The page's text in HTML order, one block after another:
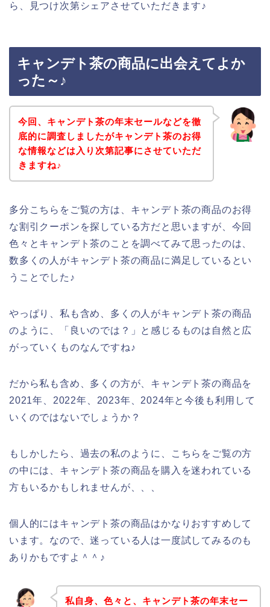
ら、見つけ次第シェアさせていただきます♪
キャンデト茶の商品に出会えてよか
った～♪
今回、キャンデト茶の年末セールなどを徹
底的に調査しましたがキャンデト茶のお得
な情報などは入り次第記事にさせていただ
きますね♪
多分こちらをご覧の方は、キャンデト茶の商品のお得
な割引クーポンを探している方だと思いますが、今回
色々とキャンデト茶のことを調べてみて思ったのは、
数多くの人がキャンデト茶の商品に満足しているとい
うことでした♪
やっぱり、私も含め、多くの人がキャンデト茶の商品
のように、「良いのでは？」と感じるものは自然と広
がっていくものなんですね♪
だから私も含め、多くの方が、キャンデト茶の商品を
2021年、2022年、2023年、2024年と今後も利用して
いくのではないでしょうか？
もしかしたら、過去の私のように、こちらをご覧の方
の中には、キャンデト茶の商品を購入を迷われている
方もいるかもしれませんが、、、
個人的にはキャンデト茶の商品はかなりおすすめして
います。なので、迷っている人は一度試してみるのも
ありかもですよ＾＾♪
私自身、色々と、キャンデト茶の年末セー